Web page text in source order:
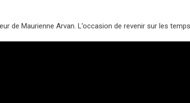
de Maurienne Arvan. L’occasion de revenir sur les